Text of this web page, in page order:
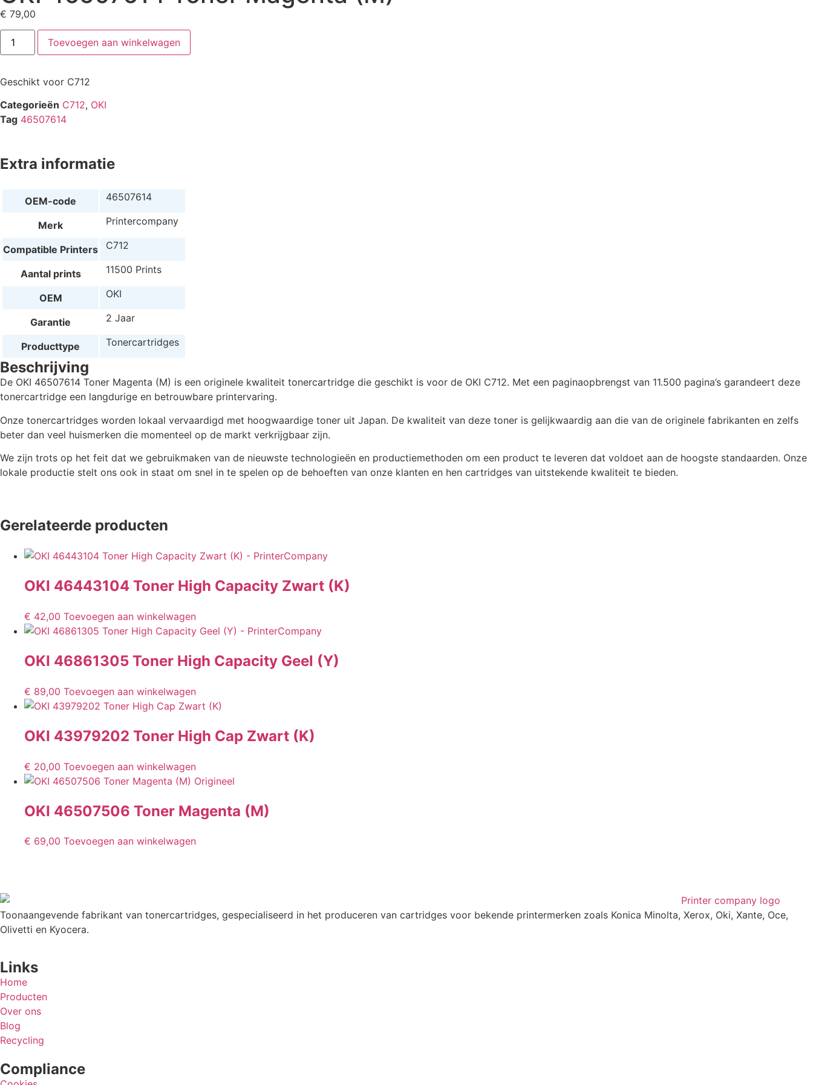
€ 79,00
Toevoegen aan winkelwagen
Geschikt voor C712
Categorieën C712, OKI
Tag 46507614
Extra informatie
OEM-code 46507614
Merk Printercompany
Compatible Printers C712
Aantal prints 11500 Prints
OEM OKI
Garantie 2 Jaar
Producttype Tonercartridges
Beschrijving
De OKI 46507614 Toner Magenta (M) is een originele kwaliteit tonercartridge die geschikt is voor de OKI C712. Met een paginaopbrengst van 11.500 pagina’s garandeert deze
tonercartridge een langdurige en betrouwbare printervaring.
Onze tonercartridges worden lokaal vervaardigd met hoogwaardige toner uit Japan. De kwaliteit van deze toner is gelijkwaardig aan die van de originele fabrikanten en zelfs
beter dan veel huismerken die momenteel op de markt verkrijgbaar zijn.
We zijn trots op het feit dat we gebruikmaken van de nieuwste technologieën en productiemethoden om een product te leveren dat voldoet aan de hoogste standaarden. Onze
lokale productie stelt ons ook in staat om snel in te spelen op de behoeften van onze klanten en hen cartridges van uitstekende kwaliteit te bieden.
Gerelateerde producten
OKI 46443104 Toner High Capacity Zwart (K)
€ 42,00 Toevoegen aan winkelwagen
OKI 46861305 Toner High Capacity Geel (Y)
€ 89,00 Toevoegen aan winkelwagen
OKI 43979202 Toner High Cap Zwart (K)
€ 20,00 Toevoegen aan winkelwagen
OKI 46507506 Toner Magenta (M)
€ 69,00 Toevoegen aan winkelwagen
Toonaangevende fabrikant van tonercartridges, gespecialiseerd in het produceren van cartridges voor bekende printermerken zoals Konica Minolta, Xerox, Oki, Xante, Oce,
Olivetti en Kyocera.
Links
Home
Producten
Over ons
Blog
Recycling
Compliance